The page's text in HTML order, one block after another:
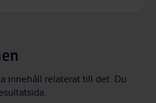
innehåll relaterat till det. Du